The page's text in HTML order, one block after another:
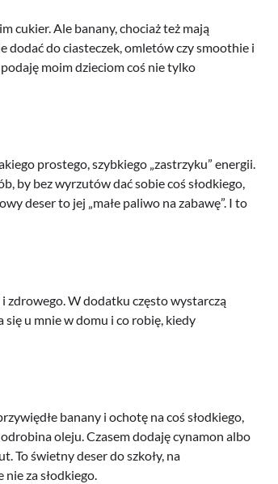
cukier. Ale banany, chociaż też mają
dodać do ciasteczek, omletów czy smoothie i
moim dzieciom coś nie tylko
prostego, szybkiego „zastrzyku” energii.
by bez wyrzutów dać sobie coś słodkiego,
deser to jej „małe paliwo na zabawę”. I to
zdrowego. W dodatku często wystarczą
się u mnie w domu i co robię, kiedy
banany i ochotę na coś słodkiego,
oleju. Czasem dodaję cynamon albo
To świetny deser do szkoły, na
za słodkiego.